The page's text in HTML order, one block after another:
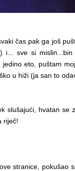
čas pak ga još
sve si
eto, puštam
u hiži (ja san to
hvatan
riječ!
stranice,